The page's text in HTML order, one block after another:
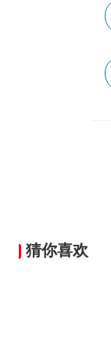
猜你喜欢